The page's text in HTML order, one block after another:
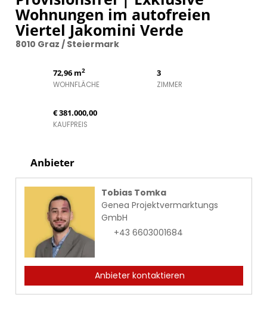
Wohnungen im autofreien
Viertel Jakomini Verde
8010 Graz / Steiermark
72,96 m2
WOHNFLÄCHE
3
ZIMMER
€ 381.000,00
KAUFPREIS
Anbieter
Tobias Tomka
Genea Projektvermarktungs
GmbH
+43 6603001684
Anbieter kontaktieren